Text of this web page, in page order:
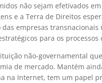
não sejam efetivados
e a Terra de Direitos
das empresas
para os
não-governamental
de mercado. Mantém
na Internet, tem um papel